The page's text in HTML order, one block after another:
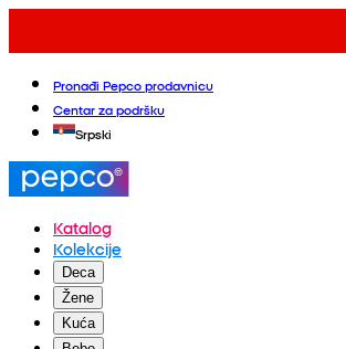
Pronađi Pepco prodavnicu
Centar za podršku
Srpski
Katalog
Kolekcije
Deca
Žene
Kuća